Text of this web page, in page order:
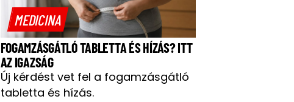
MEDICINA
FOGAMZÁSGÁTLÓ TABLETTA ÉS HÍZÁS? ITT
AZ IGAZSÁG
Új kérdést vet fel a fogamzásgátló
tabletta és hízás.